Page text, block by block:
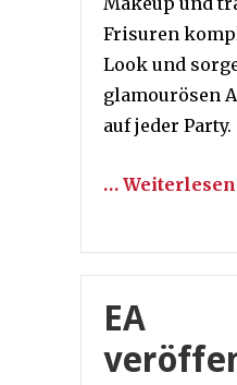
Frisuren
Look und
glamourösen
auf jeder Party.
… Weiterlesen
EA